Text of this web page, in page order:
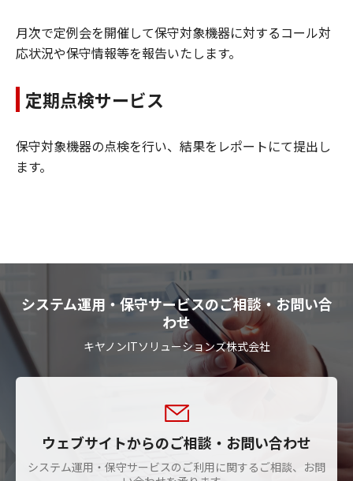
月次で定例会を開催して保守対象機器に対するコール対
応状況や保守情報等を報告いたします。
定期点検サービス
保守対象機器の点検を行い、結果をレポートにて提出し
ます。
システム運用・保守サービスのご相談・お問い合
わせ
キヤノンITソリューションズ株式会社
ウェブサイトからのご相談・お問い合わせ
システム運用・保守サービスのご利用に関するご相談、お問